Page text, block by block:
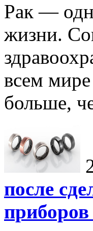
Рак —
жизни.
всем
больше,
после